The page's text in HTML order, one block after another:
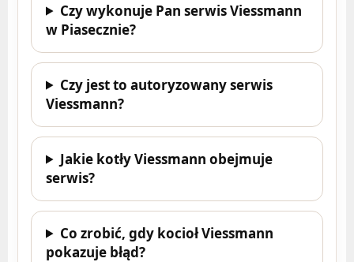
Czy wykonuje Pan serwis Viessmann
w Piasecznie?
Czy jest to autoryzowany serwis
Viessmann?
Jakie kotły Viessmann obejmuje
serwis?
Co zrobić, gdy kocioł Viessmann
pokazuje błąd?